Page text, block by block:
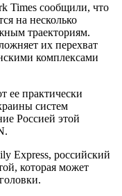
Times сообщили, что
на несколько
траекториям.
их перехват
комплексами
ее практически
систем
Россией этой
Express, российский
которая может